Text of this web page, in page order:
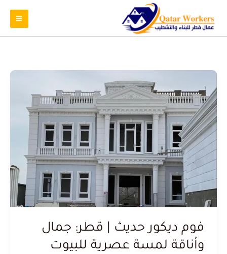
فوم ديكور حديث | قطر: جمال
وأناقة لمسة عصرية للبيوت